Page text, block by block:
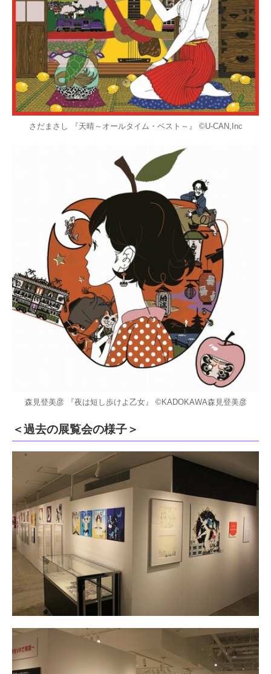
さだまさし 『天晴～オールタイム・ベスト～』 ©U-CAN,Inc
森見登美彦 『夜は短し歩けよ乙女』 ©KADOKAWA森見登美彦
＜過去の展覧会の様子＞